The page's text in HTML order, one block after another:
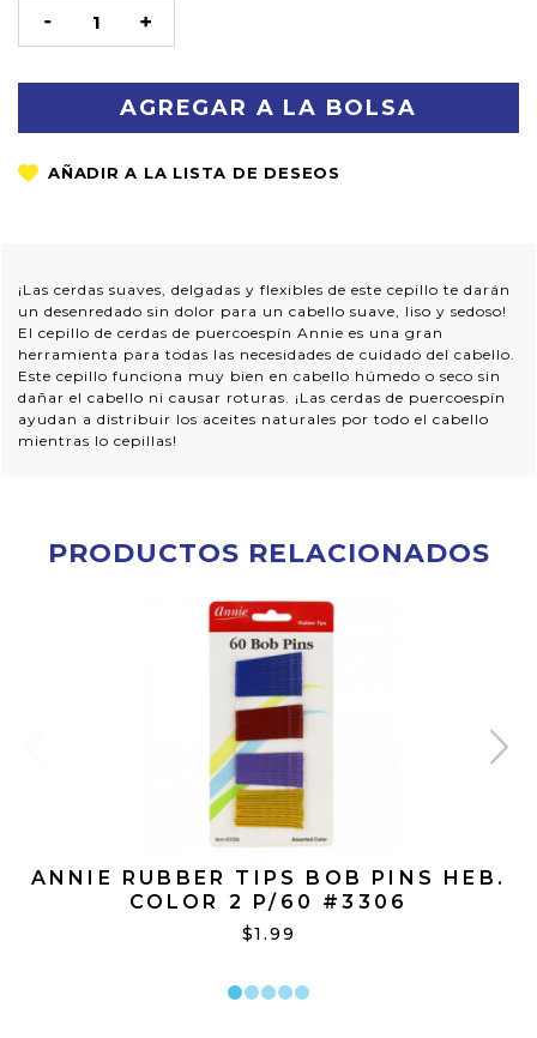
DISMINUIR
LA
AUMENTAR
LA
¡Las cerdas suaves, delgadas y flexibles de este cepillo te darán
un desenredado sin dolor para un cabello suave, liso y sedoso!
El cepillo de cerdas de puercoespín Annie es una gran
herramienta para todas las necesidades de cuidado del cabello.
Este cepillo funciona muy bien en cabello húmedo o seco sin
dañar el cabello ni causar roturas. ¡Las cerdas de puercoespín
ayudan a distribuir los aceites naturales por todo el cabello
mientras lo cepillas!
PRODUCTOS RELACIONADOS
ANNIE RUBBER TIPS BOB PINS HEB.
COLOR 2 P/60 #3306
$1.99